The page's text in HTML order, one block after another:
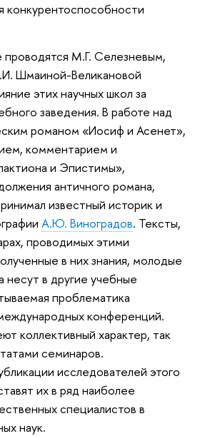
конкурентоспособности
М.Г. Селезневым,
Шмаиной-Великановой
этих научных школ за
заведения. В работе над
романом «Иосиф и Асенет»,
комментарием и
и Эпистимы»,
античного романа,
известный историк и
А.Ю. Виноградов. Тексты,
проводимых этими
в них знания, молодые
несут в другие учебные
проблематика
конференций.
коллективный характер, так
семинаров.
исследователей этого
их в ряд наиболее
специалистов в
наук.